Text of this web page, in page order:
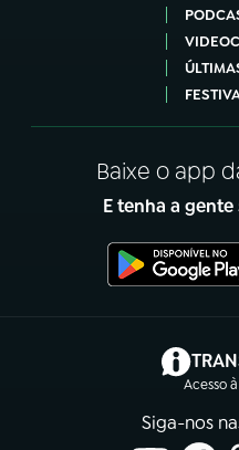
Baixe o app
E tenha a
Acesso
Siga-nos